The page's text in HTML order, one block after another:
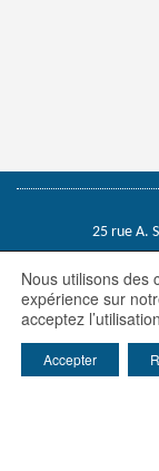
25 rue A.
Tél:
EIE /
Nous utilisons des
expérience sur
acceptez
Accepter